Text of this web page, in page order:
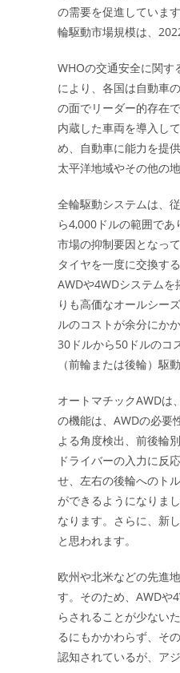
の需要を促進していま
輪駆動市場規模は、
WHOの交通安全に関す
により、各国は自動車
の面でリーダー的存在
内蔵した車両を導入し
め、自動車に能力を提
太平洋地域やその他の
全輪駆動システムは、
ら4,000ドルの範囲で
市場の抑制要因となっ
タイヤを一度に交換す
AWDや4WDシステム
りも高価なオールシー
ルのコストが余分にか
30ドルから50ドルのコ
（前輪または後輪）駆
オートマチックAWDは
の機能は、AWDの必要
よる角度検出、前後輪
ドライバーの入力に反
せ、左右の後輪へのト
ができるようになりま
なります。さらに、新
と思われます。
欧州や北米などの先進
す。そのため、AWDや
らされることが少ない
るにもかかわらず、そ
認知されているが、ア